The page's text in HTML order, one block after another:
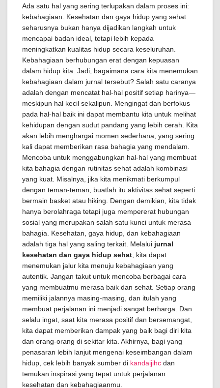
Ada satu hal yang sering terlupakan dalam proses ini:
kebahagiaan. Kesehatan dan gaya hidup yang sehat
seharusnya bukan hanya dijadikan langkah untuk
mencapai badan ideal, tetapi lebih kepada
meningkatkan kualitas hidup secara keseluruhan.
Kebahagiaan berhubungan erat dengan kepuasan
dalam hidup kita. Jadi, bagaimana cara kita menemukan
kebahagiaan dalam jurnal tersebut? Salah satu caranya
adalah dengan mencatat hal-hal positif setiap harinya—
meskipun hal kecil sekalipun. Mengingat dan berfokus
pada hal-hal baik ini dapat membantu kita untuk melihat
kehidupan dengan sudut pandang yang lebih cerah. Kita
akan lebih menghargai momen sederhana, yang sering
kali dapat memberikan rasa bahagia yang mendalam.
Mencoba untuk menggabungkan hal-hal yang membuat
kita bahagia dengan rutinitas sehat adalah kombinasi
yang kuat. Misalnya, jika kita menikmati berkumpul
dengan teman-teman, buatlah itu aktivitas sehat seperti
bermain basket atau hiking. Dengan demikian, kita tidak
hanya berolahraga tetapi juga mempererat hubungan
sosial yang merupakan salah satu kunci untuk merasa
bahagia. Kesehatan, gaya hidup, dan kebahagiaan
adalah tiga hal yang saling terkait. Melalui jurnal
kesehatan dan gaya hidup sehat , kita dapat
menemukan jalur kita menuju kebahagiaan yang
autentik. Jangan takut untuk mencoba berbagai cara
yang membuatmu merasa baik dan sehat. Setiap orang
memiliki jalannya masing-masing, dan itulah yang
membuat perjalanan ini menjadi sangat berharga. Dan
selalu ingat, saat kita merasa positif dan bersemangat,
kita dapat memberikan dampak yang baik bagi diri kita
dan orang-orang di sekitar kita. Akhirnya, bagi yang
penasaran lebih lanjut mengenai keseimbangan dalam
hidup, cek lebih banyak sumber di kandaijihc dan
temukan inspirasi yang tepat untuk perjalanan
kesehatan dan kebahagiaanmu.